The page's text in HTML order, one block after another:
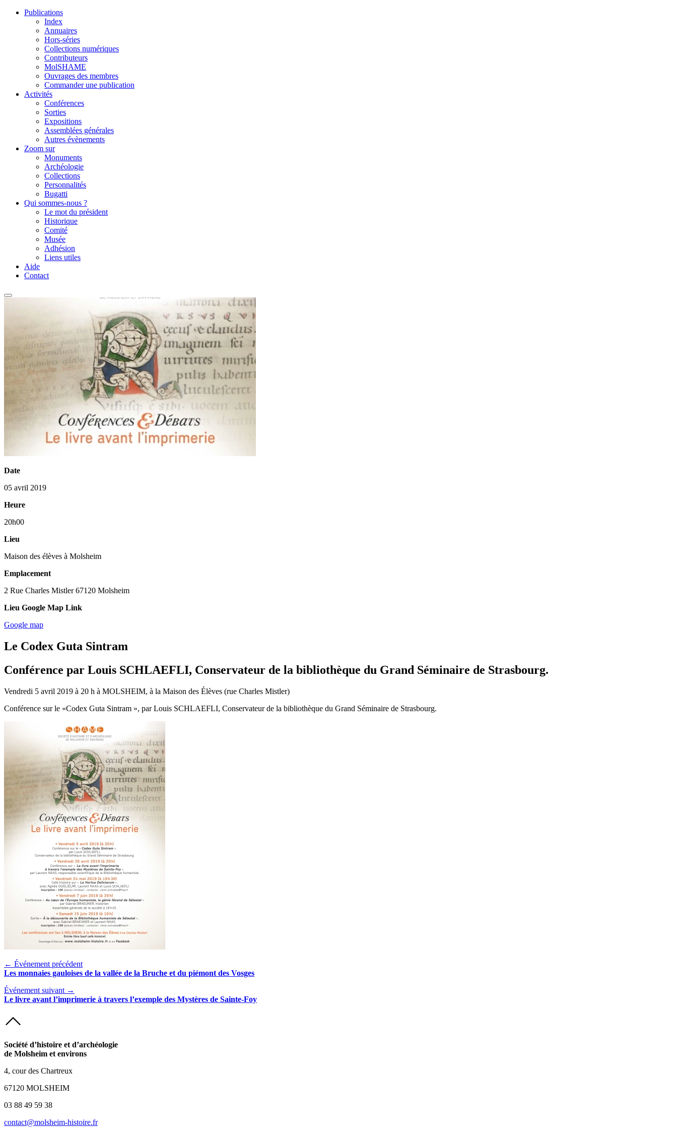
Publications
Index
Annuaires
Hors-séries
Collections numériques
Contributeurs
MolSHAME
Ouvrages des membres
Commander une publication
Activités
Conférences
Sorties
Expositions
Assemblées générales
Autres évènements
Zoom sur
Monuments
Archéologie
Collections
Personnalités
Bugatti
Qui sommes-nous ?
Le mot du président
Historique
Comité
Musée
Adhésion
Liens utiles
Aide
Contact
Date
05 avril 2019
Heure
20h00
Lieu
Maison des élèves à Molsheim
Emplacement
2 Rue Charles Mistler 67120 Molsheim
Lieu Google Map Link
Google map
Le Codex Guta Sintram
Conférence par Louis SCHLAEFLI, Conservateur de la bibliothèque du Grand Séminaire de Strasbourg.
Vendredi 5 avril 2019 à 20 h à MOLSHEIM, à la Maison des Élèves (rue Charles Mistler)
Conférence sur le «Codex Guta Sintram », par Louis SCHLAEFLI, Conservateur de la bibliothèque du Grand Séminaire de Strasbourg.
← Événement précédent
Les monnaies gauloises de la vallée de la Bruche et du piémont des Vosges
Événement suivant →
Le livre avant l’imprimerie à travers l’exemple des Mystères de Sainte-Foy
Société d’histoire et d’archéologie
de Molsheim et environs
4, cour des Chartreux
67120 MOLSHEIM
03 88 49 59 38
contact@molsheim-histoire.fr